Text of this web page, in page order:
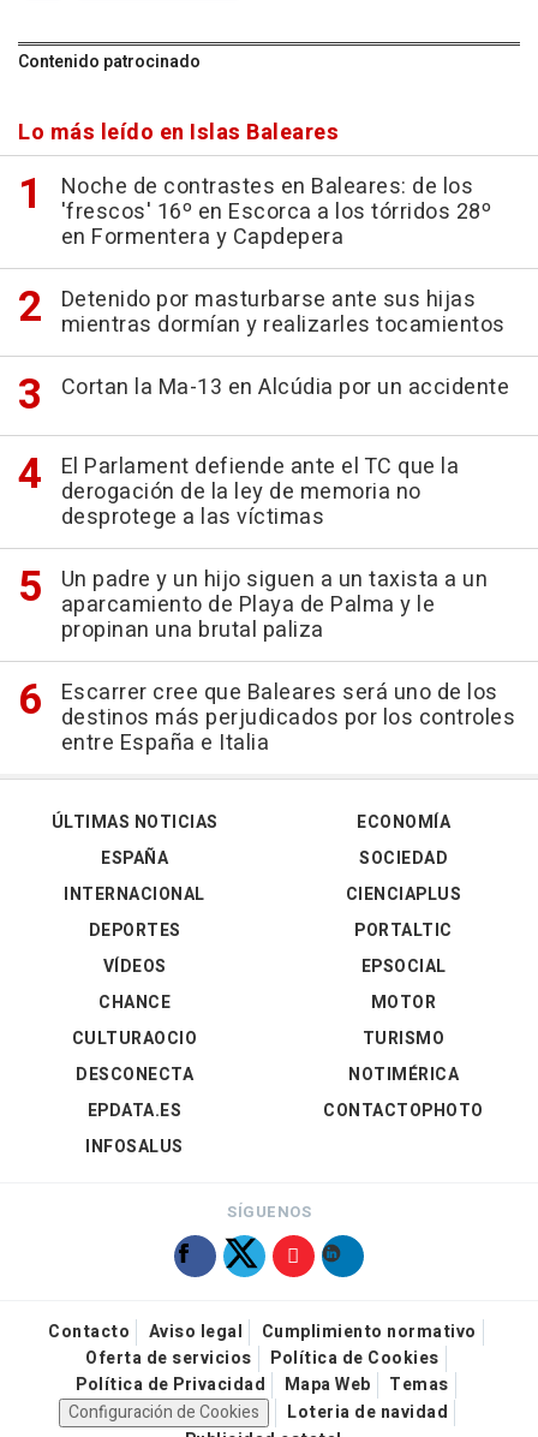
Contenido patrocinado
Lo más leído en Islas Baleares
Noche de contrastes en Baleares: de los
'frescos' 16º en Escorca a los tórridos 28º
en Formentera y Capdepera
Detenido por masturbarse ante sus hijas
mientras dormían y realizarles tocamientos
Cortan la Ma-13 en Alcúdia por un accidente
El Parlament defiende ante el TC que la
derogación de la ley de memoria no
desprotege a las víctimas
Un padre y un hijo siguen a un taxista a un
aparcamiento de Playa de Palma y le
propinan una brutal paliza
Escarrer cree que Baleares será uno de los
destinos más perjudicados por los controles
entre España e Italia
ÚLTIMAS NOTICIAS
ESPAÑA
INTERNACIONAL
DEPORTES
VÍDEOS
ECONOMÍA
SOCIEDAD
CIENCIAPLUS
PORTALTIC
EPSOCIAL
CHANCE
CULTURAOCIO
DESCONECTA
EPDATA.ES
INFOSALUS
MOTOR
TURISMO
NOTIMÉRICA
CONTACTOPHOTO
SÍGUENOS
Contacto Aviso legal
Cumplimiento normativo
Oferta de servicios
Política de Cookies
Política de Privacidad
Mapa Web
Temas
Configuración de Cookies
Loteria de navidad